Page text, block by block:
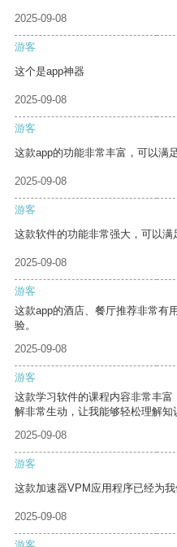
2025-09-08
游客
这个是app神器
2025-09-08
游客
这款app的功能非常丰富，可以满
2025-09-08
游客
这款软件的功能非常强大，可以满
2025-09-08
游客
这款app的酒店、餐厅推荐非常有
验。
2025-09-08
游客
这款学习软件的课程内容非常丰
解非常生动，让我能够轻松理解知
2025-09-08
游客
这款加速器VPM应用程序已经为我
2025-09-08